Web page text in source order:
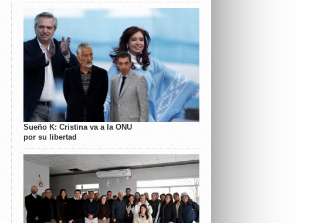
Sueño K: Cristina va a la ONU
por su libertad